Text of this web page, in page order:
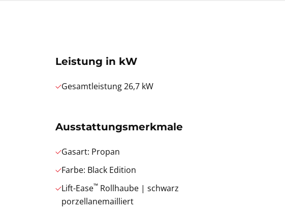
Leistung in kW
Gesamtleistung 26,7 kW
Ausstattungsmerkmale
Gasart: Propan
Farbe: Black Edition
Lift-Ease™Rollhaube | schwarz
porzellanemailliert